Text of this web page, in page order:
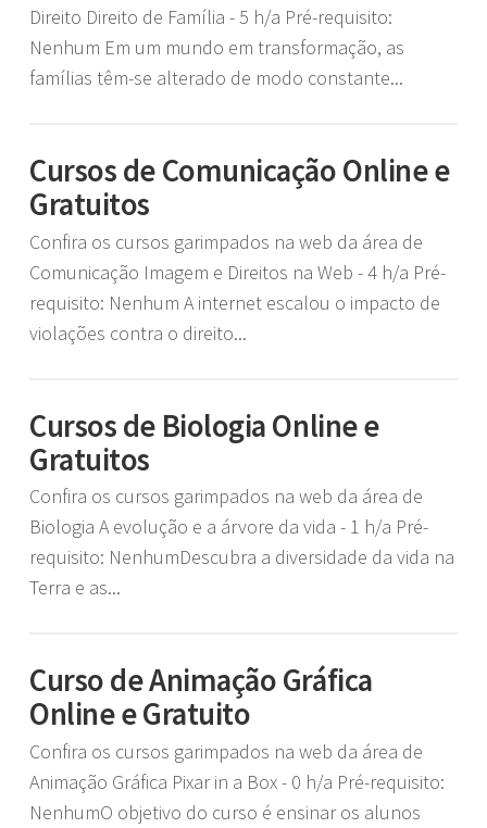
Direito Direito de Família - 5 h/a Pré-requisito:
Nenhum Em um mundo em transformação, as
famílias têm-se alterado de modo constante...
Cursos de Comunicação Online e
Gratuitos
Confira os cursos garimpados na web da área de
Comunicação Imagem e Direitos na Web - 4 h/a Pré-
requisito: Nenhum A internet escalou o impacto de
violações contra o direito...
Cursos de Biologia Online e
Gratuitos
Confira os cursos garimpados na web da área de
Biologia A evolução e a árvore da vida - 1 h/a Pré-
requisito: NenhumDescubra a diversidade da vida na
Terra e as...
Curso de Animação Gráfica
Online e Gratuito
Confira os cursos garimpados na web da área de
Animação Gráfica Pixar in a Box - 0 h/a Pré-requisito:
NenhumO objetivo do curso é ensinar os alunos